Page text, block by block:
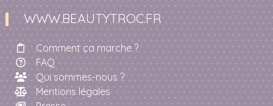
WWW.BEAUTYTROC.FR
Comment ça marche ?
FAQ
Qui sommes-nous ?
Mentions légales